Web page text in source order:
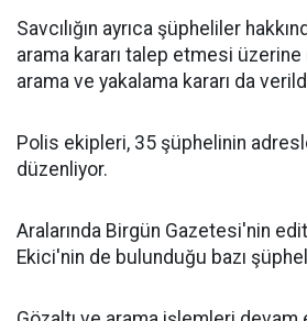
Savcılığın ayrıca şüpheliler
arama kararı talep etmesi
arama ve yakalama kararı da
Polis ekipleri, 35 şüphelinin
düzenliyor.
Aralarında Birgün Gazetesi'nin
Ekici'nin de bulunduğu bazı